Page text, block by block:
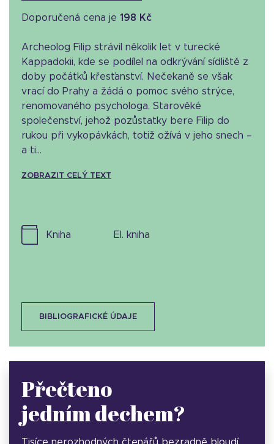
Doporučená cena je 198 Kč
Archeolog Filip strávil několik let v turecké
Kappadokii, kde se podílel na odkrývání sídliště z
doby počátků křesťanství. Nečekaně se však
vrací do Prahy a žádá o pomoc svého strýce,
renomovaného psychologa. Starověké
společenství, jehož pozůstatky bere Filip do
rukou při vykopávkách, totiž ožívá v jeho snech –
a ti...
ZOBRAZIT CELÝ TEXT
kniha el. kniha
BIBLIOGRAFICKÉ ÚDAJE
Přečteno
jedním dechem?